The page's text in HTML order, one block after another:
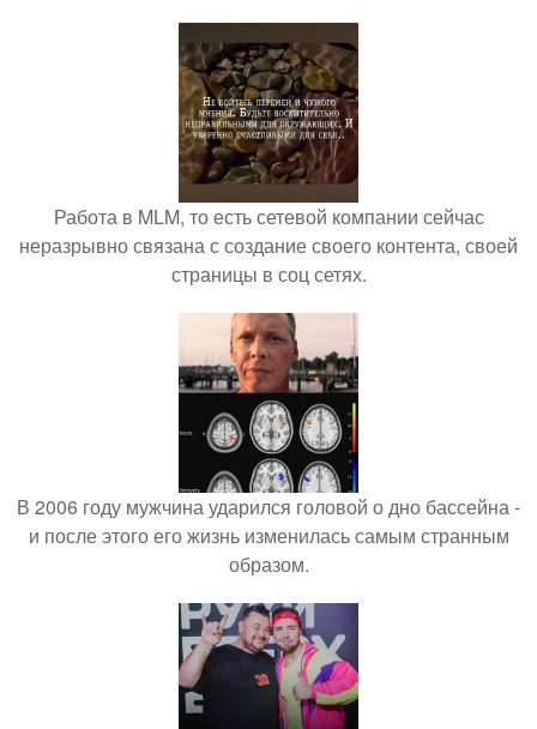
Работа в MLM, то есть сетевой компании сейчас
неразрывно связана с создание своего контента, своей
страницы в соц сетях.
В 2006 году мужчина ударился головой о дно бассейна -
и после этого его жизнь изменилась самым странным
образом.